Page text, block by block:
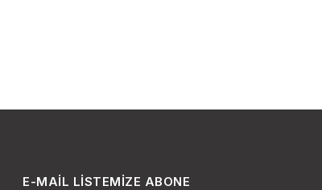
E-MAIL LISTEMIZE ABONE